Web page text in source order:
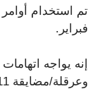
فبراير.
إنه يواجه
وعرقلة/مضايقة 911 مكالمة.